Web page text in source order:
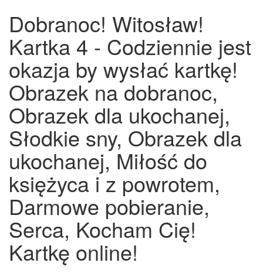
Dobranoc! Witosław!
Kartka 4 - Codziennie jest
okazja by wysłać kartkę!
Obrazek na dobranoc,
Obrazek dla ukochanej,
Słodkie sny, Obrazek dla
ukochanej, Miłość do
księżyca i z powrotem,
Darmowe pobieranie,
Serca, Kocham Cię!
Kartkę online!